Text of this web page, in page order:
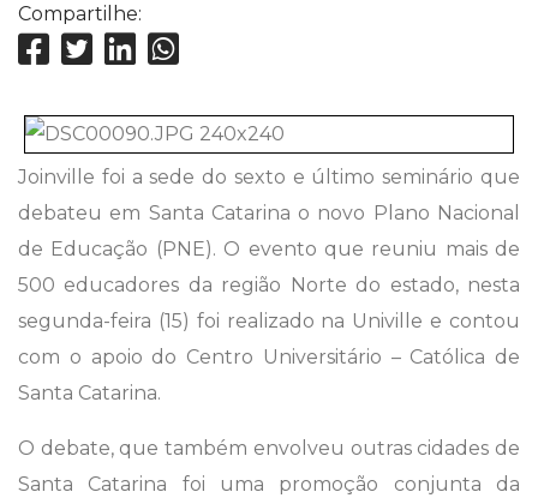
Compartilhe:
Joinville foi a sede do sexto e último seminário que
debateu em Santa Catarina o novo Plano Nacional
de Educação (PNE). O evento que reuniu mais de
500 educadores da região Norte do estado, nesta
segunda-feira (15) foi realizado na Univille e contou
com o apoio do Centro Universitário – Católica de
Santa Catarina.
O debate, que também envolveu outras cidades de
Santa Catarina foi uma promoção conjunta da